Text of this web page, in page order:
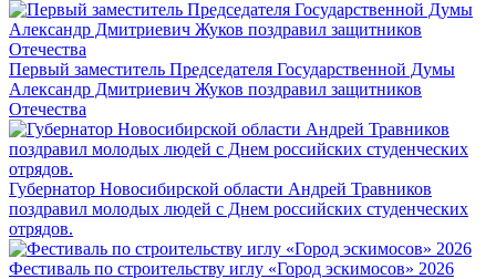
Первый заместитель Председателя Государственной Думы
Александр Дмитриевич Жуков поздравил защитников
Отечества
Губернатор Новосибирской области Андрей Травников
поздравил молодых людей с Днем российских студенческих
отрядов.
Фестиваль по строительству иглу «Город эскимосов» 2026